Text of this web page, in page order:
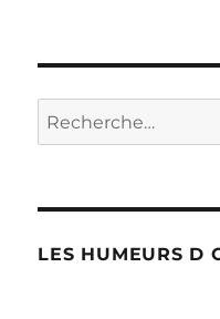
Recherche
pour :
LES HUMEURS D